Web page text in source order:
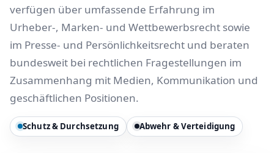
verfügen über umfassende Erfahrung im
Urheber-, Marken- und Wettbewerbsrecht sowie
im Presse- und Persönlichkeitsrecht und beraten
bundesweit bei rechtlichen Fragestellungen im
Zusammenhang mit Medien, Kommunikation und
geschäftlichen Positionen.
Schutz & Durchsetzung Abwehr & Verteidigung